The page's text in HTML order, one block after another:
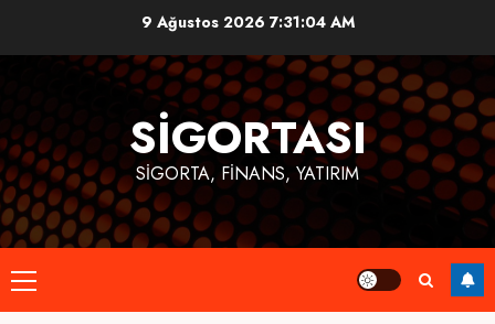
9 Ağustos 2026 7:31:05 AM
SIGORTASI
SIGORTA, FINANS, YATIRIM
Primary
Menu